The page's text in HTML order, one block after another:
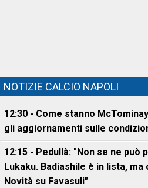
NOTIZIE CALCIO NAPOLI
12:30 - Come stanno
gli aggiornamenti sulle
12:15 - Pedullà: "Non se ne può
Lukaku. Badiashile è in lista,
Novità su Favasuli"